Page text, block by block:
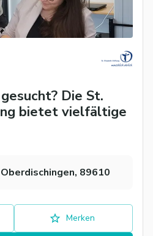
Die St.
bietet vielfältige
89610
Merken